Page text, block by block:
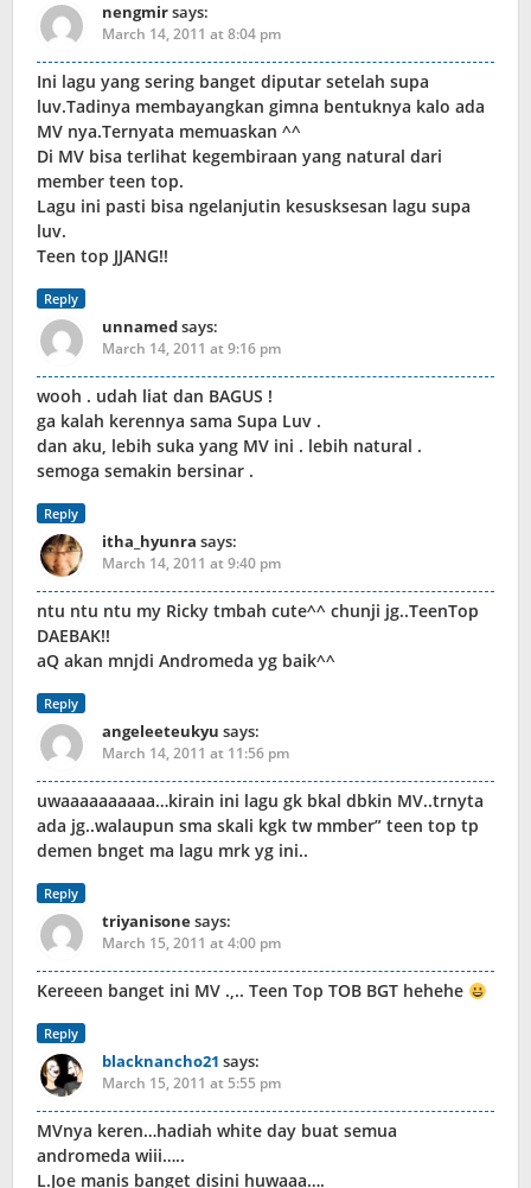
nengmirsays:
March 14, 2011 at 8:04 pm
Ini lagu yang sering banget diputar setelah supa
luv.Tadinya membayangkan gimna bentuknya kalo ada
MV nya.Ternyata memuaskan ^^
Di MV bisa terlihat kegembiraan yang natural dari
member teen top.
Lagu ini pasti bisa ngelanjutin kesusksesan lagu supa
luv.
Teen top JJANG!!
Reply
unnamedsays:
March 14, 2011 at 9:16 pm
wooh . udah liat dan BAGUS !
ga kalah kerennya sama Supa Luv .
dan aku, lebih suka yang MV ini . lebih natural .
semoga semakin bersinar .
Reply
itha_hyunra says:
March 14, 2011 at 9:40 pm
ntu ntu ntu my Ricky tmbah cute^^ chunji jg..TeenTop
DAEBAK!!
aQ akan mnjdi Andromeda yg baik^^
Reply
angeleeteukyu says:
March 14, 2011 at 11:56 pm
uwaaaaaaaaaa…kirain ini lagu gk bkal dbkin MV..trnyta
ada jg..walaupun sma skali kgk tw mmber” teen top tp
demen bnget ma lagu mrk yg ini..
Reply
triyanisonesays:
March 15, 2011 at 4:00 pm
Kereeen banget ini MV .,.. Teen Top TOB BGT hehehe
Reply
blacknancho21 says:
March 15, 2011 at 5:55 pm
MVnya keren…hadiah white day buat semua
andromeda wiii…..
L.Joe manis banget disini huwaaa….